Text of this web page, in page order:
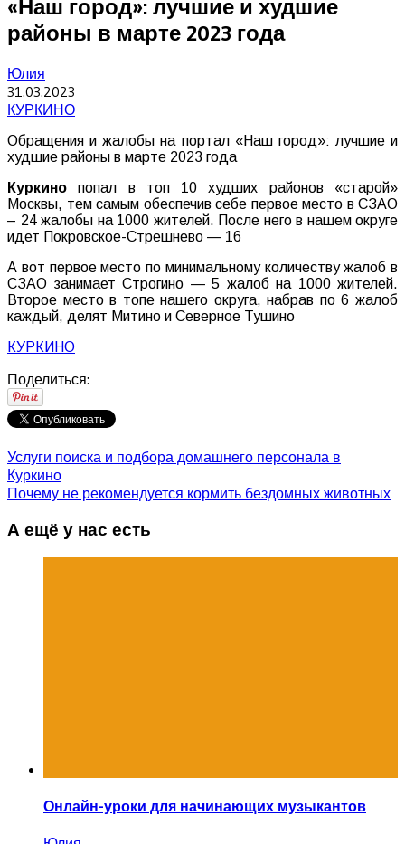
«Наш город»: лучшие и худшие
районы в марте 2023 года
Юлия
31.03.2023
КУРКИНО
Обращения и жалобы на портал «Наш город»: лучшие и
худшие районы в марте 2023 года
Куркино попал в топ 10 худших районов «старой»
Москвы, тем самым обеспечив себе первое место в СЗАО
– 24 жалобы на 1000 жителей. После него в нашем округе
идет Покровское-Стрешнево — 16
А вот первое место по минимальному количеству жалоб в
СЗАО занимает Строгино — 5 жалоб на 1000 жителей.
Второе место в топе нашего округа, набрав по 6 жалоб
каждый, делят Митино и Северное Тушино
КУРКИНО
Поделиться:
Услуги поиска и подбора домашнего персонала в
Куркино
Почему не рекомендуется кормить бездомных животных
А ещё у нас есть
Онлайн-уроки для начинающих музыкантов